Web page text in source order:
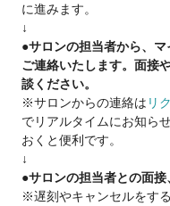
☑︎キャリアアップできる環
新卒生から大ベテランま
ジュだから、
スタッフの数だけ無限の
☑︎個人ノルマ無し！
スタッフ全員で協力し店
だから、実はチームワー
☑︎全国に店舗があるので
に進みます。
↓
●サロンの担当者から、
ご連絡いたします。面接
談ください。
※サロンからの連絡は リ
でリアルタイムにお知ら
おくと便利です。
↓
●サロンの担当者との面接
※遅刻やキャンセルをす